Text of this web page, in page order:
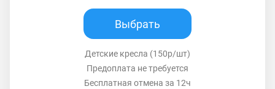
Выбрать
Детские кресла (150р/шт)
Предоплата не требуется
Бесплатная отмена за 12ч